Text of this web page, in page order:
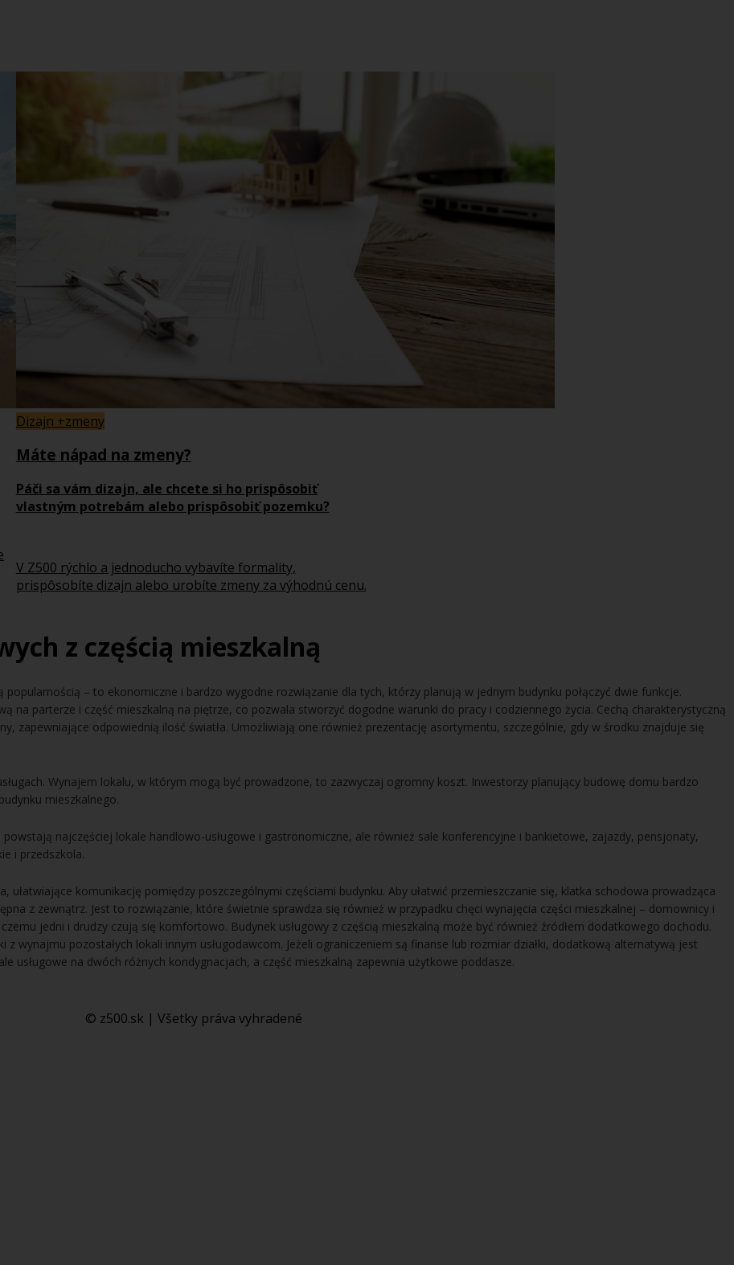
Dizajn +zmeny
Máte nápad na zmeny?
Páči sa vám dizajn, ale chcete si ho prispôsobiť
vlastným potrebám alebo prispôsobiť pozemku?
V Z500 rýchlo a jednoducho vybavíte formality,
prispôsobíte dizajn alebo urobíte zmeny za výhodnú cenu.
z częścią mieszkalną
– to ekonomiczne i bardzo wygodne rozwiązanie dla tych, którzy planują w jednym budynku połączyć dwie funkcje.
na parterze i część mieszkalną na piętrze, co pozwala stworzyć dogodne warunki do pracy i codziennego życia. Cechą charakterystyczną
zapewniające odpowiednią ilość światła. Umożliwiają one również prezentację asortymentu, szczególnie, gdy w środku znajduje się
Wynajem lokalu, w którym mogą być prowadzone, to zazwyczaj ogromny koszt. Inwestorzy planujący budowę domu bardzo
mieszkalnego.
najczęściej lokale handlowo-usługowe i gastronomiczne, ale również sale konferencyjne i bankietowe, zajazdy, pensjonaty,
i przedszkola.
komunikację pomiędzy poszczególnymi częściami budynku. Aby ułatwić przemieszczanie się, klatka schodowa prowadząca
z zewnątrz. Jest to rozwiązanie, które świetnie sprawdza się również w przypadku chęci wynajęcia części mieszkalnej – domownicy i
jedni i drudzy czują się komfortowo. Budynek usługowy z częścią mieszkalną może być również źródłem dodatkowego dochodu.
wynajmu pozostałych lokali innym usługodawcom. Jeżeli ograniczeniem są finanse lub rozmiar działki, dodatkową alternatywą jest
usługowe na dwóch różnych kondygnacjach, a część mieszkalną zapewnia użytkowe poddasze.
© z500.sk | Všetky práva vyhradené